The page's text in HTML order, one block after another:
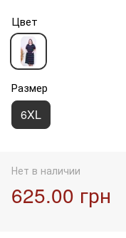
Цвет
Размер
6XL
Нет в наличии
625.00 грн